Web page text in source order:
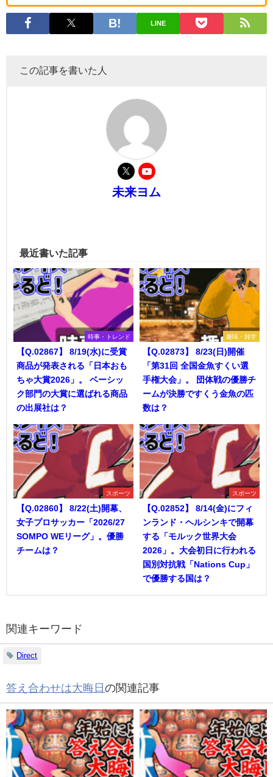
LINE
この記事を書いた人
未来ヨム
最近書いた記事
時事・トレンド
【Q.02867】 8/19(水)に受賞
商品が発表される「日本おも
ちゃ大賞2026」。 ベーシッ
ク部門の大賞に選ばれる商品
の出展社は？
趣味・雑学
【Q.02873】 8/23(日)開催
「第31回 全国金魚すくい選
手権大会」。 団体戦の優勝チ
ームが決勝ですくう金魚の匹
数は？
スポーツ
【Q.02860】 8/22(土)開幕、
女子プロサッカー「2026/27
SOMPO WEリーグ」。優勝
チームは？
スポーツ
【Q.02852】 8/14(金)にフィ
ンランド・ヘルシンキで開幕
する「モルック世界大会
2026」。大会初日に行われる
国別対抗戦「Nations Cup」
で優勝する国は？
関連キーワード
Direct
答え合わせは大晦日 の関連記事